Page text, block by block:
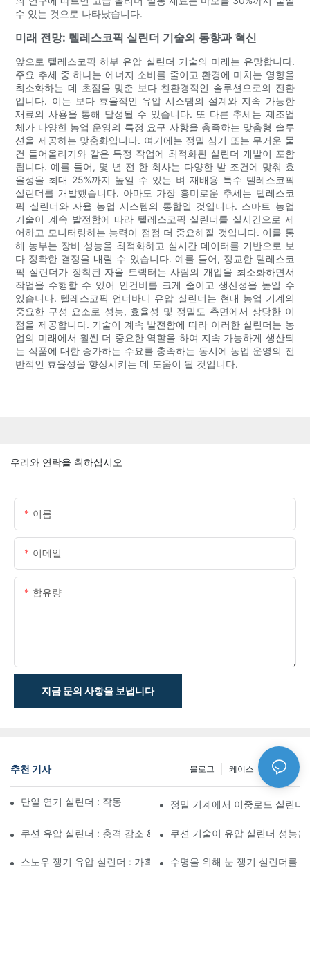
수 있는 것으로 나타났습니다.
미래 전망: 텔레스코픽 실린더 기술의 동향과 혁신
앞으로 텔레스코픽 하부 유압 실린더 기술의 미래는 유망합니다.
주요 추세 중 하나는 에너지 소비를 줄이고 환경에 미치는 영향을
최소화하는 데 초점을 맞춘 보다 친환경적인 솔루션으로의 전환
입니다. 이는 보다 효율적인 유압 시스템의 설계와 지속 가능한
재료의 사용을 통해 달성될 수 있습니다. 또 다른 추세는 제조업
체가 다양한 농업 운영의 특정 요구 사항을 충족하는 맞춤형 솔루
션을 제공하는 맞춤화입니다. 여기에는 정밀 심기 또는 무거운 물
건 들어올리기와 같은 특정 작업에 최적화된 실린더 개발이 포함
됩니다. 예를 들어, 몇 년 전 한 회사는 다양한 밭 조건에 맞춰 효
율성을 최대 25%까지 높일 수 있는 벼 재배용 특수 텔레스코픽
실린더를 개발했습니다. 아마도 가장 흥미로운 추세는 텔레스코
픽 실린더와 자율 농업 시스템의 통합일 것입니다. 스마트 농업
기술이 계속 발전함에 따라 텔레스코픽 실린더를 실시간으로 제
어하고 모니터링하는 능력이 점점 더 중요해질 것입니다. 이를 통
해 농부는 장비 성능을 최적화하고 실시간 데이터를 기반으로 보
다 정확한 결정을 내릴 수 있습니다. 예를 들어, 정교한 텔레스코
픽 실린더가 장착된 자율 트랙터는 사람의 개입을 최소화하면서
작업을 수행할 수 있어 인건비를 크게 줄이고 생산성을 높일 수
있습니다. 텔레스코픽 언더바디 유압 실린더는 현대 농업 기계의
중요한 구성 요소로 성능, 효율성 및 정밀도 측면에서 상당한 이
점을 제공합니다. 기술이 계속 발전함에 따라 이러한 실린더는 농
업의 미래에서 훨씬 더 중요한 역할을 하여 지속 가능하게 생산되
는 식품에 대한 증가하는 수요를 충족하는 동시에 농업 운영의 전
반적인 효율성을 향상시키는 데 도움이 될 것입니다.
우리와 연락을 취하십시오
이름
이메일
함유량
지금 문의 사항을 보냅니다
추천 기사 NEWS
케이스
블로그
단일 연기 실린더 : 작동 방식 & 공통 응용 프로그램정밀 기계에서 이중로드 실린더
쿠션 유압 실린더 : 충격 감소 & 수명 연장쿠션 기술이 유압 실린더 성능
스노우 쟁기 유압 실린더 : 가혹한 겨울 조건을위한 주요 기능
수명을 위해 눈 쟁기 실린더를